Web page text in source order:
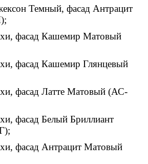
Темный, фасад Антрацит
фасад Кашемир Матовый
фасад Кашемир Глянцевый
фасад Латте Матовый (АС-
фасад Белый Бриллиант
фасад Антрацит Матовый